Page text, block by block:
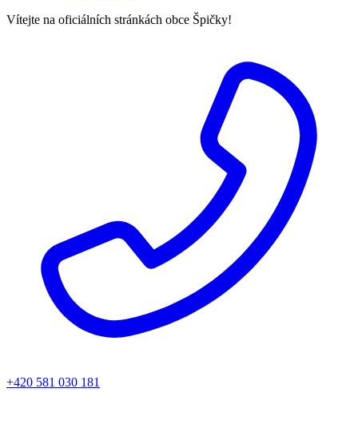
Vítejte na oficiálních stránkách obce Špičky!
+420 581 030 181